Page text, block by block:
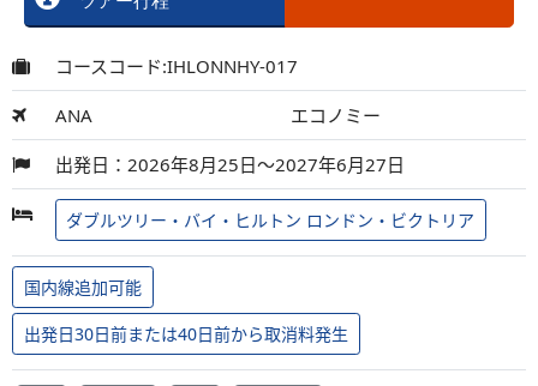
コースコード:IHLONNHY-017
ANA エコノミー
出発日：2026年8月25日～2027年6月27日
ダブルツリー・バイ・ヒルトン ロンドン・ビクトリア
国内線追加可能
出発日30日前または40日前から取消料発生